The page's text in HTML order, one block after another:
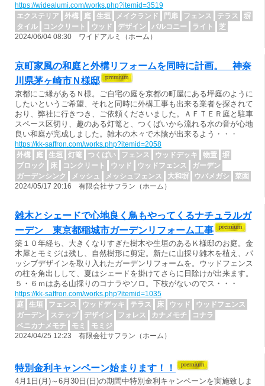
https://widealumi.com/works.php?itemid=3519
エクステリア
外構 庭 生垣 メイクランド 門扉 フェンス テラス
塀
タイル
コンクリート ウッド デザイン バルコニー ライト
芝
2024/06/04 08:30 ワイドアルミ（ホーム）
京町家風の和庭と外構リフォームを同時に計画。 神奈
川県茅ヶ崎市Ｎ様邸
京都にご縁があるＮ様。ご自宅の庭を京都の町屋にある坪庭のように
したいというご希望、それと同時に外構工事も出来る業者を探されて
おり、弊社に行きつき、ご依頼くださいました。ＡＦＴＥＲ庭と駐車
スペース区切り、趣のある灯篭と、つくばいから流れる水の音が心地
良い和庭が完成しました。雑木の木々で木陰が出来るよう・・・
https://kk-saffron.com/works.php?itemid=2058
外構
庭 生垣 灯篭 つくばい フェンス ウッドデッキ 物置
塀
ブロック
床 コンクリート ウッド ウッドフェンス
ガーデン
ガーデンシンク
メッシュ メッシュフェンス 大和塀 ウバメガシ
菜園
2024/05/17 20:16 有限会社サフラン（ホーム）
雑木とシェードで心地良く鳥もやってくるナチュラルガ
ーデン 東京都稲城市ガーデンリフォーム工事
築１０年経ち、大きくなりすぎた樹木や生垣のあるＫ様邸のお庭。金
木犀とモミジは残し、自然樹形に剪定。新たに山採り雑木を植え、パ
ッシブデザインを取り入れたガーデンリフォームを。ウッドフェンス
の柱を角出しして、夏はシェードを掛けてさらに日除けが出来ます。
５・６ｍはある山採りのコナラやソロ。下枝がないのでス・・・
https://kk-saffron.com/works.php?itemid=1035
庭
生垣 フェンス ウッドデッキ テラス 床 ウッド
ウッドフェンス
ガーデン
ステップ デザイン フォレス カナメモチ
コナラ
ベニカナメモチ
モミ
モミジ
2024/04/25 12:23 有限会社サフラン（ホーム）
特別金利キャンペーン始まります！！
4月1日(月)～6月30日(日)の期間中特別金利キャンペーンを実施致しま